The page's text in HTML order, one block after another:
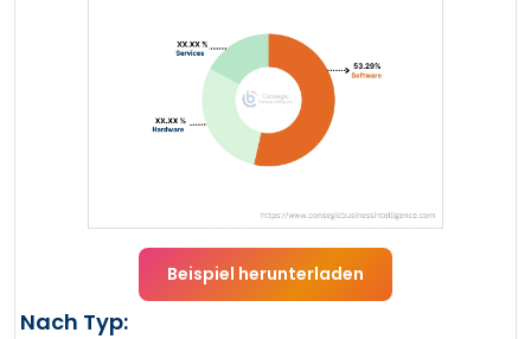
Beispiel herunterladen
Nach Typ: